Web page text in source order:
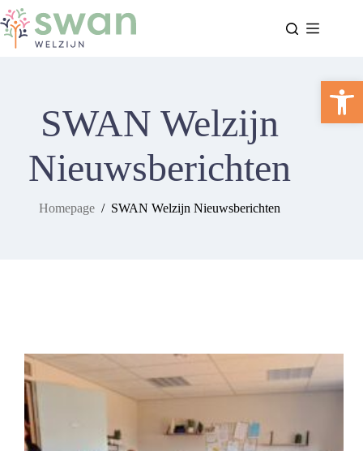
naar
de
inhoud
SWAN Welzijn
Nieuwsberichten
Homepage / SWAN Welzijn Nieuwsberichten